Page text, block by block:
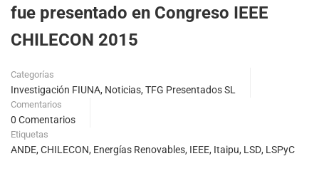
fue presentado en Congreso IEEE
CHILECON 2015
Categorías
Investigación FIUNA, Noticias, TFG Presentados SL
Comentarios
0 Comentarios
Etiquetas
ANDE, CHILECON, Energías Renovables, IEEE, Itaipu, LSD, LSPyC